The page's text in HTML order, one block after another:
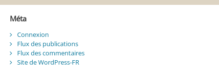
Méta
Connexion
Flux des publications
Flux des commentaires
Site de WordPress-FR